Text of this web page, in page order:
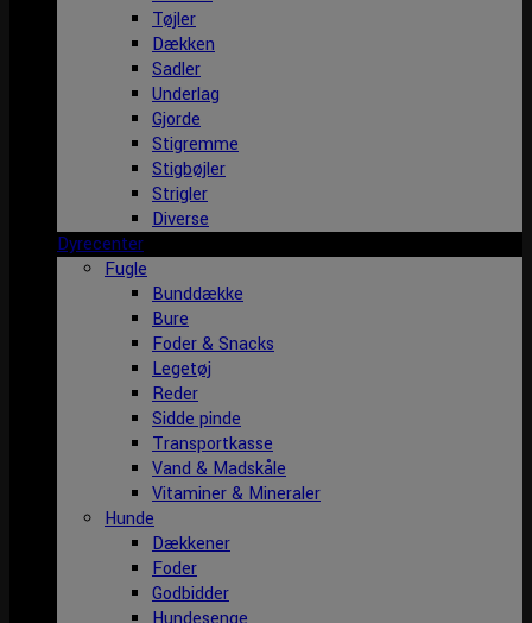
Tøjler
Dækken
Sadler
Underlag
Gjorde
Stigremme
Stigbøjler
Strigler
Diverse
Dyrecenter
Fugle
Bunddække
Bure
Foder & Snacks
Legetøj
Reder
Sidde pinde
Transportkasse
Vand & Madskåle
Vitaminer & Mineraler
Hunde
Dækkener
Foder
Godbidder